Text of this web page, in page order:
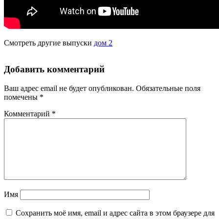
Смотреть другие выпуски дом 2
Добавить комментарий
Ваш адрес email не будет опубликован. Обязательные поля
помечены *
Комментарий *
Имя
Сохранить моё имя, email и адрес сайта в этом браузере для